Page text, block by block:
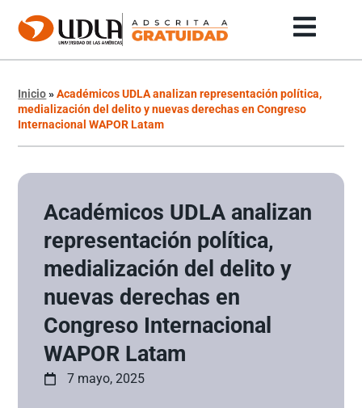
Inicio»Académicos UDLA analizan representación política,
medialización del delito y nuevas derechas en Congreso
Internacional WAPOR Latam
Académicos UDLA analizan
representación política,
medialización del delito y
nuevas derechas en
Congreso Internacional
WAPOR Latam
7 mayo, 2025